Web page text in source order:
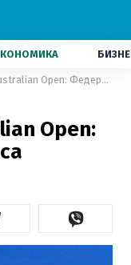
Обзор матчей Australian Open: Федерер не дал шанса Давыденко
Open: